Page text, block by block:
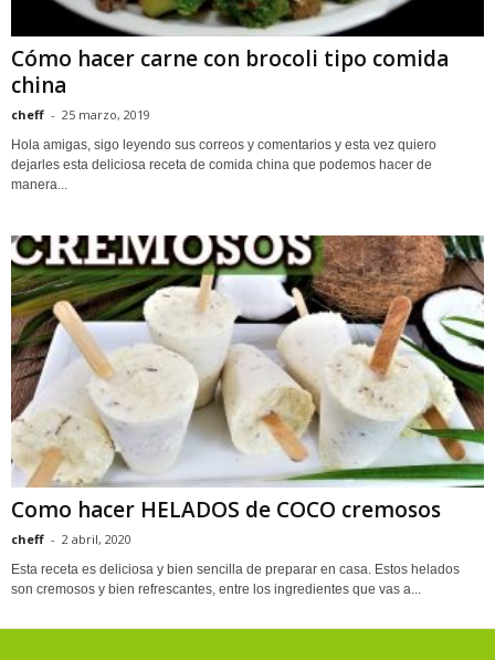
Cómo hacer carne con brocoli tipo comida
china
cheff - 25 marzo, 2019
Hola amigas, sigo leyendo sus correos y comentarios y esta vez quiero
dejarles esta deliciosa receta de comida china que podemos hacer de
manera...
Como hacer HELADOS de COCO cremosos
cheff - 2 abril, 2020
Esta receta es deliciosa y bien sencilla de preparar en casa. Estos helados
son cremosos y bien refrescantes, entre los ingredientes que vas a...